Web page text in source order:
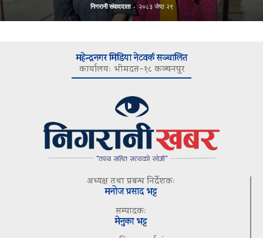
निगरानी संवाददाता - २०८३ जेष्ठ २९
महेन्द्रनगर मिडिया नेटवर्क सञ्चालित
कार्यालयः भीमदत्त–१८ कञ्चनपुर
अध्यक्ष तथा प्रबन्ध निर्देशकः
मनोज प्रसाद भट्ट
सम्पादकः
मेनुका भट्ट